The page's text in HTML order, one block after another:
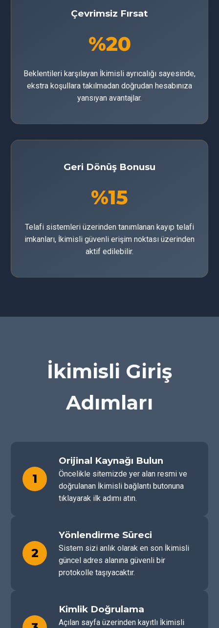
Çevrimsiz Fırsat
%20
Beklentileri karşılayan İkimisli ayrıcalığı sayesinde,
ekstra koşullara takılmadan doğrudan hesabınıza
yansıyan avantajlar.
Geri Dönüş Bonusu
%15
Telafi sistemleri üzerinden tanımlanan kayıp telafi
imkanları, İkimisli güvenli erişim noktası üzerinden
aktif edilebilir.
İkimisli Giriş
Adımları
1
Orijinal Kaynağı Bulun
Öncelikle sitemizde yer alan resmi ve
doğrulanan İkimisli bağlantı butonuna
tıklayarak ilk adımı atın.
2
Yönlendirme Süreci
Sistem sizi anlık olarak en son İkimisli
güncel adres alanına güvenli bir
protokolle taşıyacaktır.
Kimlik Doğrulama
Açılan sayfa üzerinden kayıtlı İkimisli